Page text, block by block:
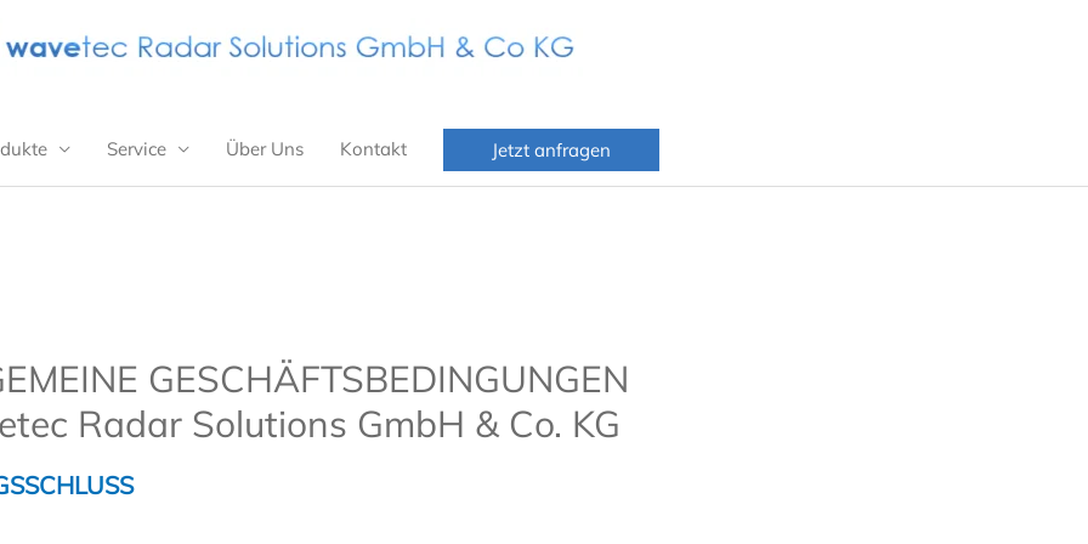
Service Über Uns Kontakt Jetzt anfragen
GESCHÄFTSBEDINGUNGEN
Radar Solutions GmbH & Co. KG